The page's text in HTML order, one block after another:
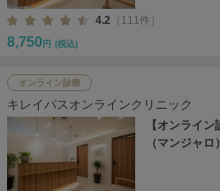
4.2 （111件）
8,750 円 (税込)
オンライン診療
キレイパスオンラインクリニック
【オンライ
（マンジャ